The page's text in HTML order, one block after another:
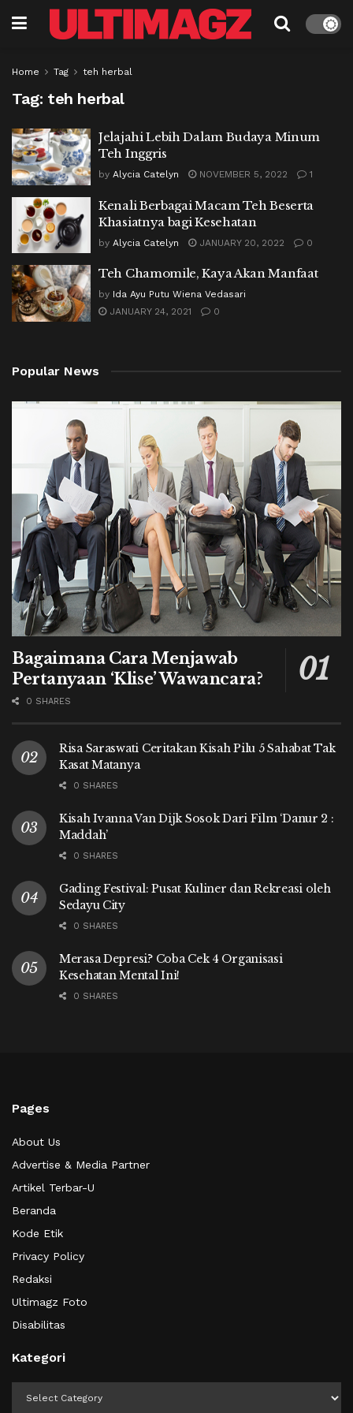
Home Tag teh herbal
Tag: teh herbal
Jelajahi Lebih Dalam Budaya Minum
Teh Inggris
by Alycia Catelyn NOVEMBER 5, 2022 1
Kenali Berbagai Macam Teh Beserta
Khasiatnya bagi Kesehatan
by Alycia Catelyn JANUARY 20, 2022 0
Teh Chamomile, Kaya Akan Manfaat
by Ida Ayu Putu Wiena Vedasari
JANUARY 24, 2021
0
Popular News
Bagaimana Cara Menjawab
Pertanyaan ‘Klise’ Wawancara?
0 SHARES
Risa Saraswati Ceritakan Kisah Pilu 5 Sahabat Tak
Kasat Matanya
0 SHARES
Kisah Ivanna Van Dijk Sosok Dari Film ‘Danur 2 :
Maddah’
0 SHARES
Gading Festival: Pusat Kuliner dan Rekreasi oleh
Sedayu City
0 SHARES
Merasa Depresi? Coba Cek 4 Organisasi
Kesehatan Mental Ini!
0 SHARES
Pages
About Us
Advertise & Media Partner
Artikel Terbar-U
Beranda
Kode Etik
Privacy Policy
Redaksi
Ultimagz Foto
Disabilitas
Kategori